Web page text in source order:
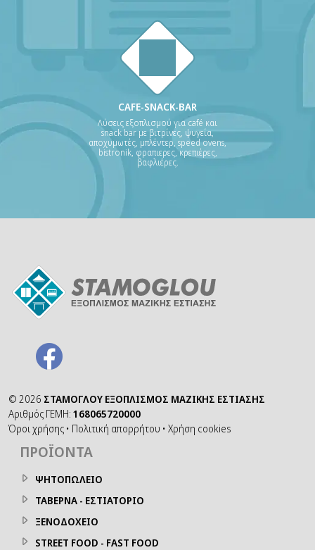
CAFE-SNACK-BAR
Λύσεις εξοπλισμού για café και
snack bar με βιτρίνες, ψυγεία,
αποχυμωτές, μπλέντερ, speed ovens,
bistronik, φραπιερες, κρεπιέρες,
βαφλιέρες.
© 2026 ΣΤΑΜΟΓΛΟΥ ΕΞΟΠΛΙΣΜΟΣ ΜΑΖΙΚΗΣ ΕΣΤΙΑΣΗΣ
Αριθμός ΓΕΜΗ: 168065720000
Όροι χρήσης • Πολιτική απορρήτου • Χρήση cookies
ΠΡΟΪΌΝΤΑ
ΨΗΤΟΠΩΛΕΙΟ
ΤΑΒΕΡΝΑ - ΕΣΤΙΑΤΟΡΙΟ
ΞΕΝΟΔΟΧΕΙΟ
STREET FOOD - FAST FOOD